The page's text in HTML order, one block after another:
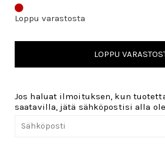
Loppu varastosta
LOPPU
Jos haluat ilmoituksen, kun
saatavilla, jätä sähköpostisi alla